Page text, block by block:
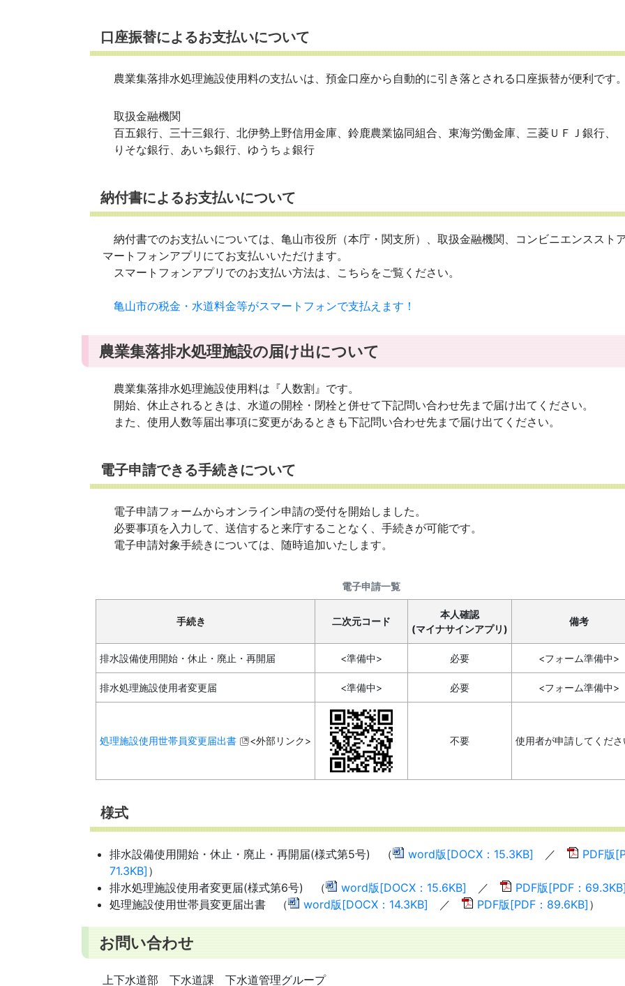
口座振替によるお支払いについて
農業集落排水処理施設使用料の支払いは、預金口座から自動的に引き落とされる口座振替が便利です。
取扱金融機関
百五銀行、三十三銀行、北伊勢上野信用金庫、鈴鹿農業協同組合、東海労働金庫、三菱ＵＦＪ銀行、
りそな銀行、あいち銀行、ゆうちょ銀行
納付書によるお支払いについて
納付書でのお支払いについては、亀山市役所（本庁・関支所）、取扱金融機関、コンビニエンススト
マートフォンアプリにてお支払いいただけます。
スマートフォンアプリでのお支払い方法は、こちらをご覧ください。
亀山市の税金・水道料金等がスマートフォンで支払えます！
農業集落排水処理施設の届け出について
農業集落排水処理施設使用料は『人数割』です。
開始、休止されるときは、水道の開栓・閉栓と併せて下記問い合わせ先まで届け出てください。
また、使用人数等届出事項に変更があるときも下記問い合わせ先まで届け出てください。
電子申請できる手続きについて
電子申請フォームからオンライン申請の受付を開始しました。
必要事項を入力して、送信すると来庁することなく、手続きが可能です。
電子申請対象手続きについては、随時追加いたします。
電子申請一覧
手続き 二次元コード
本人確認
(マイナサインアプリ)
備考
排水設備使用開始・休止・廃止・再開届 <準備中> 必要 <フォーム準備中>
排水処理施設使用者変更届 <準備中> 必要 <フォーム準備中>
処理施設使用世帯員変更届出書 <外部リンク> 不要 使用者が申請してくださ
様式
排水設備使用開始・休止・廃止・再開届(様式第5号) （ word版[DOCX：15.3KB] ／
PDF版
71.3KB] ）
排水処理施設使用者変更届(様式第6号) （
word版[DOCX：15.6KB] ／ PDF版[PDF：69.3KB]
処理施設使用世帯員変更届出書 （
word版[DOCX：14.3KB] ／ PDF版[PDF：89.6KB] ）
お問い合わせ
上下水道部 下水道課 下水道管理グループ